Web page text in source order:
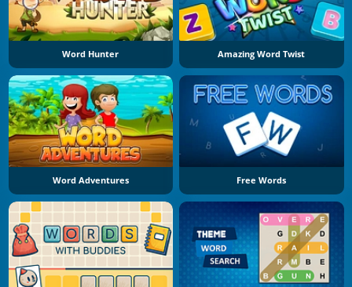
Word Hunter Amazing Word Twist
Word Adventures Free Words